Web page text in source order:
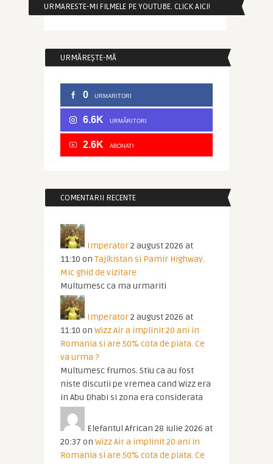
URMARESTE-MI FILMELE PE YOUTUBE. CLICK AICI!
URMĂREȘTE-MĂ
0 URMARITORI
6.6K URMĂRITORI
2.6K ABONATI
COMENTARII RECENTE
Imperator2 august 2026 at
11:10 on Tajikistan si Pamir Highway.
Mic ghid de vizitare
Multumesc ca ma urmariti
Imperator2 august 2026 at
11:10 on Wizz Air a implinit 20 ani in
Romania si are 50% cota de piata. Ce
va urma ?
Multumesc frumos. Stiu ca au fost
niste discutii pe vremea cand Wizz era
in Abu Dhabi si zona era considerata
Elefantul African 28 iulie 2026 at
20:37 on Wizz Air a implinit 20 ani in
Romania si are 50% cota de piata. Ce